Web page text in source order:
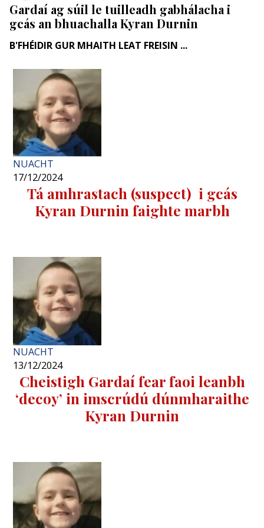
Gardaí ag súil le tuilleadh gabhálacha i
gcás an bhuachalla Kyran Durnin
B'FHÉIDIR GUR MHAITH LEAT FREISIN ...
NUACHT
17/12/2024
Tá amhrastach (suspect) i gcás
Kyran Durnin faighte marbh
NUACHT
13/12/2024
Cheistigh Gardaí fear faoi leanbh
‘decoy’ in imscrúdú dúnmharaithe
Kyran Durnin